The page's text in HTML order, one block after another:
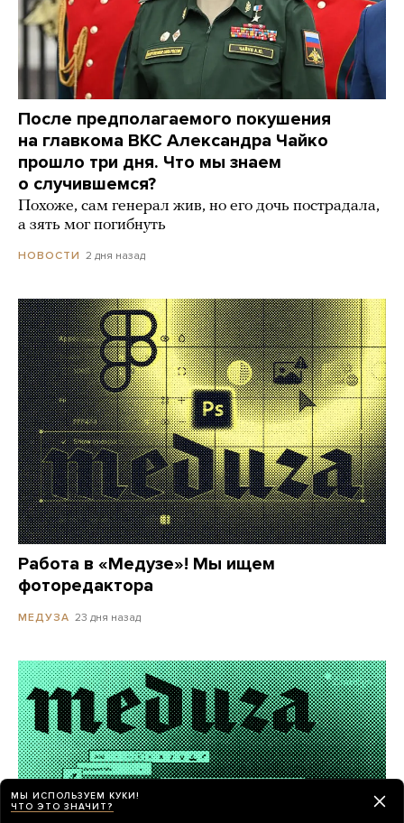
После предполагаемого покушения
на главкома ВКС Александра Чайко
прошло три дня. Что мы знаем
о случившемся?
Похоже, сам генерал жив, но его дочь пострадала,
а зять мог погибнуть
НОВОСТИ 2 дня назад
Работа в «Медузе»! Мы ищем
фоторедактора
МЕДУЗА 23 дня назад
МЫ ИСПОЛЬЗУЕМ КУКИ!
ЧТО ЭТО ЗНАЧИТ?